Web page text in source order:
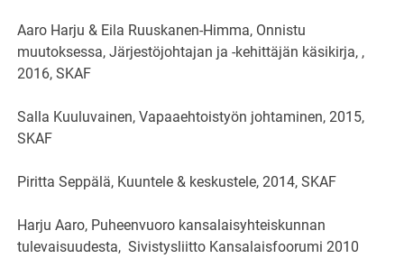
Aaro Harju & Eila Ruuskanen-Himma, Onnistu
muutoksessa, Järjestöjohtajan ja -kehittäjän käsikirja, ,
2016, SKAF
Salla Kuuluvainen, Vapaaehtoistyön johtaminen, 2015,
SKAF
Piritta Seppälä, Kuuntele & keskustele, 2014, SKAF
Harju Aaro, Puheenvuoro kansalaisyhteiskunnan
tulevaisuudesta, Sivistysliitto Kansalaisfoorumi 2010